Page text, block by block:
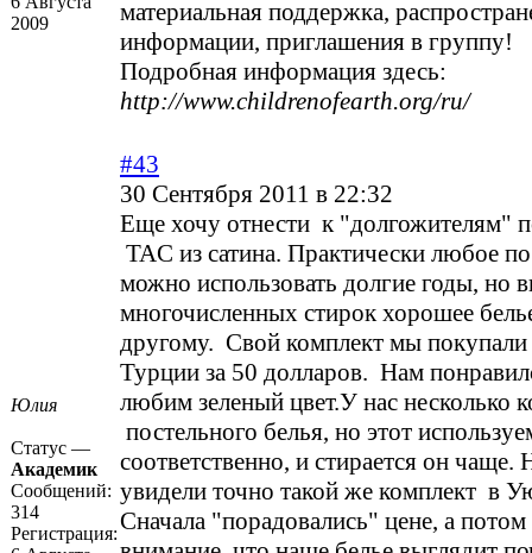
2009
материальная поддержка,
информации, приглашения в группу!
Подробная информация здесь:
http://www.childrenofearth.org/ru/
Юлия
Статус —
Академик
Сообщений:
314
Регистрация:
#43
30 Сентября 2011 в 22:32
Еще хочу отнести к "долгожителям"
TAС из сатина. Практически любое
можно использовать долгие годы, но
многочисленных стирок хорошее
другому. Свой комплект мы
Турции за 50 долларов. Нам
любим зеленый цвет.У нас несколько
постельного белья, но этот
соответственно, и стирается он чаще.
увидели точно такой же комплект в
Сначала "порадовались" цене, а потом